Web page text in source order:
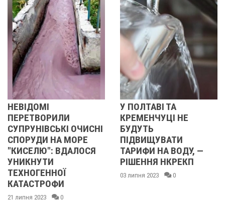
У ПОЛТАВІ ТА
КРЕМЕНЧУЦІ НЕ
БУДУТЬ
ПІДВИЩУВАТИ
ТАРИФИ НА ВОДУ, —
РІШЕННЯ НКРЕКП
03 липня 2023
У ПОЛТАВІ ТА
КРЕМЕНЧУЦІ
ПІДВИЩИЛИ
НА ВОДУ
01 липня 2023